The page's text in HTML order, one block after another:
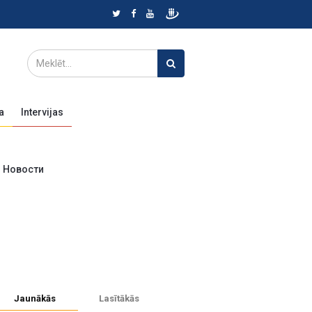
Intervijas
Новости
Jaunākās Lasītākās